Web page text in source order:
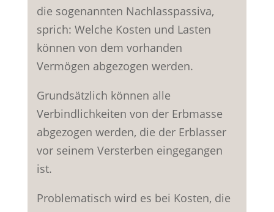
die sogenannten Nachlasspassiva,
sprich: Welche Kosten und Lasten
können von dem vorhanden
Vermögen abgezogen werden.
Grundsätzlich können alle
Verbindlichkeiten von der Erbmasse
abgezogen werden, die der Erblasser
vor seinem Versterben eingegangen
ist.
Problematisch wird es bei Kosten, die